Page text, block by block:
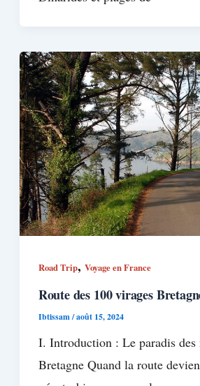
Road Trip, Voyage en France
Route des 100 virages
Ibtissam/août 15, 2024
I. Introduction : Le paradis des
Bretagne Quand la route